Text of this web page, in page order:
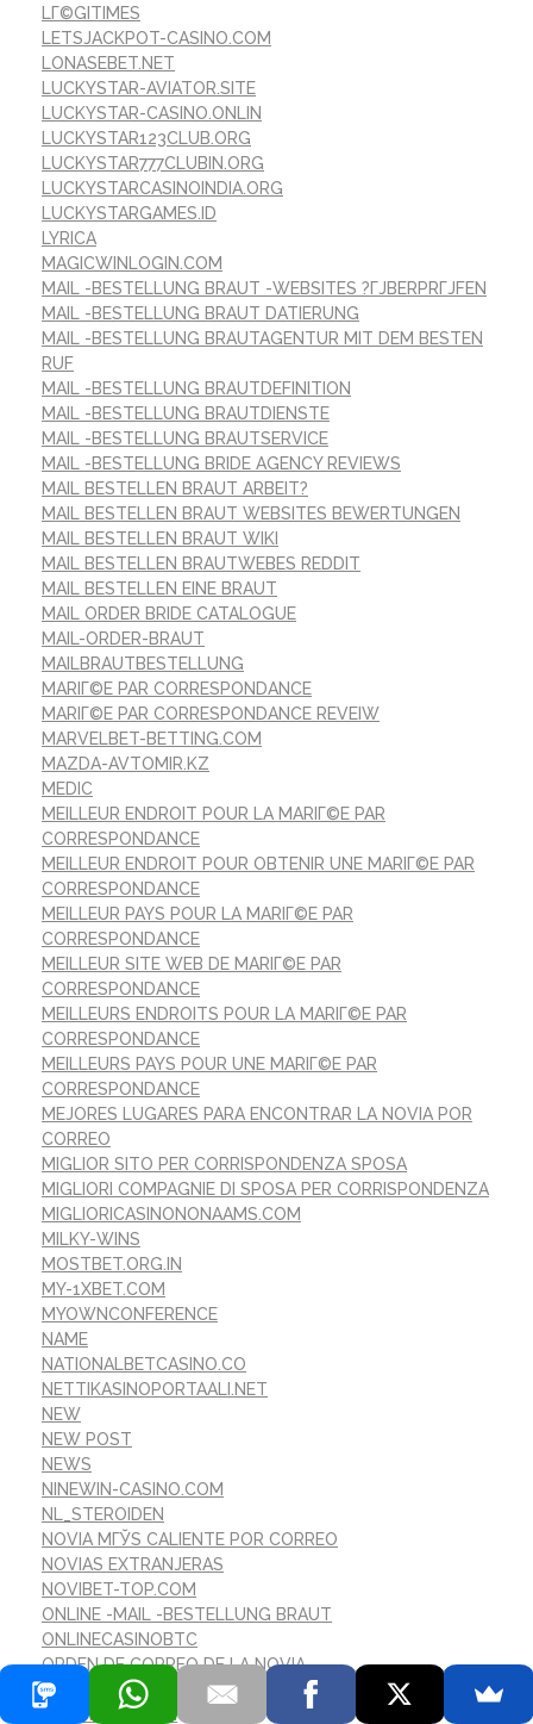
LГ©GITIMES
LETSJACKPOT-CASINO.COM
LONASEBET.NET
LUCKYSTAR-AVIATOR.SITE
LUCKYSTAR-CASINO.ONLIN
LUCKYSTAR123CLUB.ORG
LUCKYSTAR777CLUBIN.ORG
LUCKYSTARCASINOINDIA.ORG
LUCKYSTARGAMES.ID
LYRICA
MAGICWINLOGIN.COM
MAIL -BESTELLUNG BRAUT -WEBSITES ?ГЈBERPRГЈFEN
MAIL -BESTELLUNG BRAUT DATIERUNG
MAIL -BESTELLUNG BRAUTAGENTUR MIT DEM BESTEN
RUF
MAIL -BESTELLUNG BRAUTDEFINITION
MAIL -BESTELLUNG BRAUTDIENSTE
MAIL -BESTELLUNG BRAUTSERVICE
MAIL -BESTELLUNG BRIDE AGENCY REVIEWS
MAIL BESTELLEN BRAUT ARBEIT?
MAIL BESTELLEN BRAUT WEBSITES BEWERTUNGEN
MAIL BESTELLEN BRAUT WIKI
MAIL BESTELLEN BRAUTWEBES REDDIT
MAIL BESTELLEN EINE BRAUT
MAIL ORDER BRIDE CATALOGUE
MAIL-ORDER-BRAUT
MAILBRAUTBESTELLUNG
MARIГ©E PAR CORRESPONDANCE
MARIГ©E PAR CORRESPONDANCE REVEIW
MARVELBET-BETTING.COM
MAZDA-AVTOMIR.KZ
MEDIC
MEILLEUR ENDROIT POUR LA MARIГ©E PAR
CORRESPONDANCE
MEILLEUR ENDROIT POUR OBTENIR UNE MARIГ©E PAR
CORRESPONDANCE
MEILLEUR PAYS POUR LA MARIГ©E PAR
CORRESPONDANCE
MEILLEUR SITE WEB DE MARIГ©E PAR
CORRESPONDANCE
MEILLEURS ENDROITS POUR LA MARIГ©E PAR
CORRESPONDANCE
MEILLEURS PAYS POUR UNE MARIГ©E PAR
CORRESPONDANCE
MEJORES LUGARES PARA ENCONTRAR LA NOVIA POR
CORREO
MIGLIOR SITO PER CORRISPONDENZA SPOSA
MIGLIORI COMPAGNIE DI SPOSA PER CORRISPONDENZA
MIGLIORICASINONONAAMS.COM
MILKY-WINS
MOSTBET.ORG.IN
MY-1XBET.COM
MYOWNCONFERENCE
NAME
NATIONALBETCASINO.CO
NETTIKASINOPORTAALI.NET
NEW
NEW POST
NEWS
NINEWIN-CASINO.COM
NL_STEROIDEN
NOVIA MГЎS CALIENTE POR CORREO
NOVIAS EXTRANJERAS
NOVIBET-TOP.COM
ONLINE -MAIL -BESTELLUNG BRAUT
ONLINECASINOBTC
ORDEN DE CORREO DE LA NOVIA
ORDINE POSTALE SPOSA DEFINIZIONE
ORZUNIYAT.COM